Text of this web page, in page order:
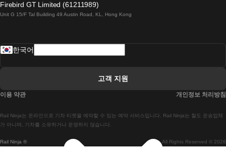
로마에서 나폴리 열차
마드리드-리스본 열차
마드리드에서 바르셀로나로 가는 고속 열차
Firebird GT Limited (61211989)
Unit G 15/F Tal Building 49 Austin Road, KL, Hong Kong
Rail Ninja ® All Rights Reserved © 2026
Rail Ninja는 온라인으로 기차 티켓을 예약할 수 있는 예약 서비스입니다. Rail Ninja는 철도 운송업체
가 아니며, 기차를 소유하거나 운영하지 않습니다.
한국어
고객 지원
이용 약관 개인정보 처리방침